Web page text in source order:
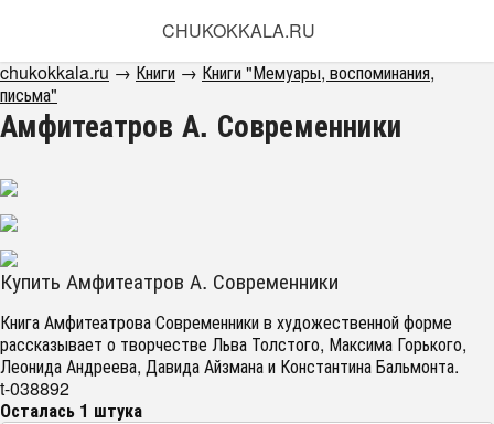
CHUKOKKALA.RU
chukokkala.ru → Книги → Книги "Мемуары, воспоминания,
письма"
Амфитеатров А. Современники
Купить Амфитеатров А. Современники
Книга Амфитеатрова Современники в художественной форме
рассказывает о творчестве Льва Толстого, Максима Горького,
Леонида Андреева, Давида Айзмана и Константина Бальмонта.
t-038892
Осталась 1 штука